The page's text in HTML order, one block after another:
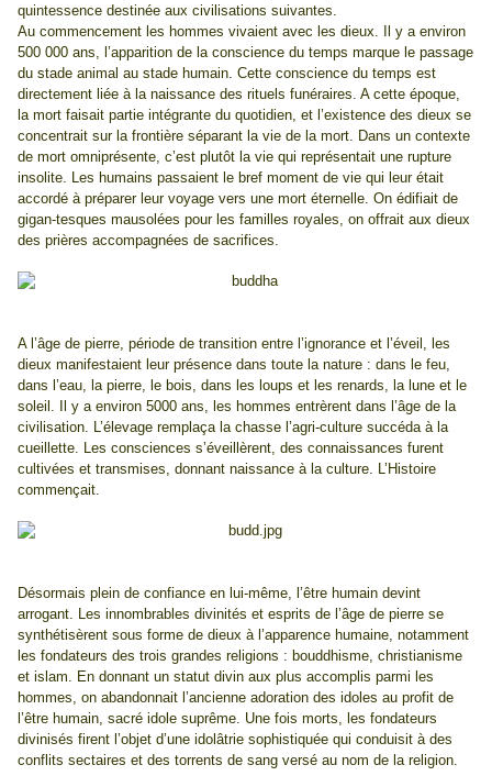
quintessence destinée aux civilisations suivantes.
Au commencement les hommes vivaient avec les dieux. Il y a environ
500 000 ans, l’apparition de la conscience du temps marque le passage
du stade animal au stade humain. Cette conscience du temps est
directement liée à la naissance des rituels funéraires. A cette époque,
la mort faisait partie intégrante du quotidien, et l’existence des dieux se
concentrait sur la frontière séparant la vie de la mort. Dans un contexte
de mort omniprésente, c’est plutôt la vie qui représentait une rupture
insolite. Les humains passaient le bref moment de vie qui leur était
accordé à préparer leur voyage vers une mort éternelle. On édifiait de
gigan-tesques mausolées pour les familles royales, on offrait aux dieux
des prières accompagnées de sacrifices.
A l’âge de pierre, période de transition entre l’ignorance et l’éveil, les
dieux manifestaient leur présence dans toute la nature : dans le feu,
dans l’eau, la pierre, le bois, dans les loups et les renards, la lune et le
soleil. Il y a environ 5000 ans, les hommes entrèrent dans l’âge de la
civilisation. L’élevage remplaça la chasse l’agri-culture succéda à la
cueillette. Les consciences s’éveillèrent, des connaissances furent
cultivées et transmises, donnant naissance à la culture. L’Histoire
commençait.
Désormais plein de confiance en lui-même, l’être humain devint
arrogant. Les innombrables divinités et esprits de l’âge de pierre se
synthétisèrent sous forme de dieux à l’apparence humaine, notamment
les fondateurs des trois grandes religions : bouddhisme, christianisme
et islam. En donnant un statut divin aux plus accomplis parmi les
hommes, on abandonnait l’ancienne adoration des idoles au profit de
l’être humain, sacré idole suprême. Une fois morts, les fondateurs
divinisés firent l’objet d’une idolâtrie sophistiquée qui conduisit à des
conflits sectaires et des torrents de sang versé au nom de la religion.